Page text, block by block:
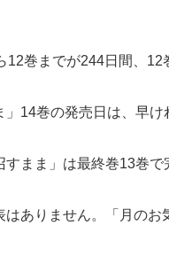
巻までが244日間、12
14巻の発売日は、早
まま」は最終巻13巻
ありません。「月の